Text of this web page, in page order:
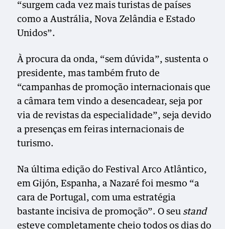
“surgem cada vez mais turistas de países
como a Austrália, Nova Zelândia e Estado
Unidos”.
À procura da onda, “sem dúvida”, sustenta o
presidente, mas também fruto de
“campanhas de promoção internacionais que
a câmara tem vindo a desencadear, seja por
via de revistas da especialidade”, seja devido
a presenças em feiras internacionais de
turismo.
Na última edição do Festival Arco Atlântico,
em Gijón, Espanha, a Nazaré foi mesmo “a
cara de Portugal, com uma estratégia
bastante incisiva de promoção”. O seu stand
esteve completamente cheio todos os dias do